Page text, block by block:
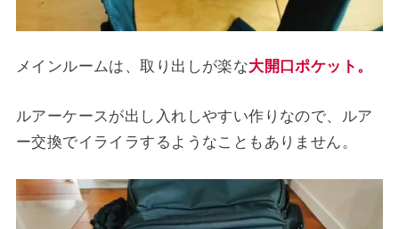
メインルームは、取り出しが楽な大開口ポケット。
ルアーケースが出し入れしやすい作りなので、ルア
ー交換でイライラするようなこともありません。